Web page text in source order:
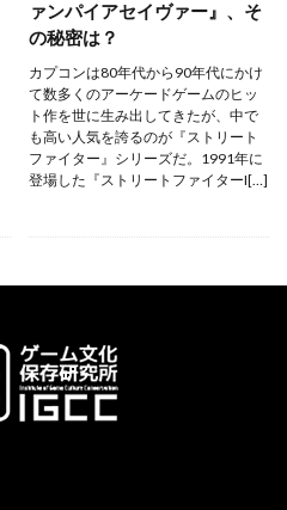
ァンパイアセイヴァー』、そ
の秘密は？
カプコンは80年代から90年代にかけ
て数多くのアーケードゲームのヒッ
ト作を世に生み出してきたが、中で
も高い人気を誇るのが『ストリート
ファイター』シリーズだ。1991年に
登場した『ストリートファイターI[…]